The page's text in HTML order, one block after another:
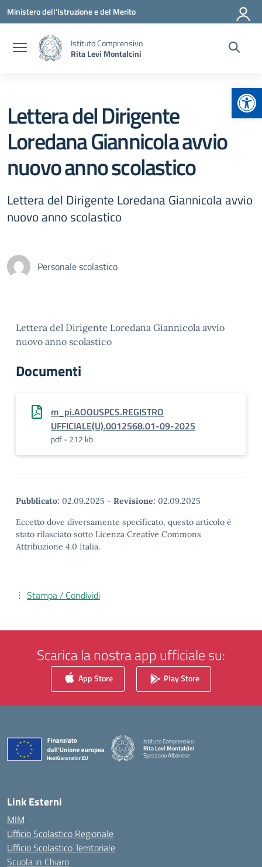
Vai ai contenuti
Vai al menu di navigazione
Vai al footer
Ministero dell'Istruzione e del Merito
Istituto Comprensivo
Rita Levi Montalcini
Lettera del Dirigente
Loredana Giannicola avvio
nuovo anno scolastico
Lettera del Dirigente Loredana Giannicola avvio
nuovo anno scolastico
Personale scolastico
Lettera del Dirigente Loredana Giannicola avvio
nuovo anno scolastico
Documenti
m_pi.AOOUSPCS.REGISTRO
UFFICIALE(U).0012568.01-09-2025
pdf - 212 kb
Pubblicato: 02.09.2025 - Revisione: 02.09.2025
Eccetto dove diversamente specificato, questo articolo è
stato rilasciato sotto Licenza Creative Commons
Attribuzione 4.0 Italia.
Stampa / Condividi
Scarica la nostra app ufficiale su:
App Store Play Store
Istituto Comprensivo
Rita Levi Montalcini
Spezzano Albanese
— Visita la pagina iniziale della scuola
Link Esterni
MIM
Ufficio Scolastico Regionale
Ufficio Scolastico Territoriale
Scuola in Chiaro